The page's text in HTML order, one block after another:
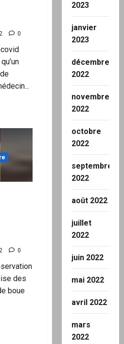
0
0
des
boue
2023
janvier
2023
décembre
2022
novembre
2022
octobre
2022
septembre
2022
août 2022
juillet
2022
juin 2022
mai 2022
avril 2022
mars
2022